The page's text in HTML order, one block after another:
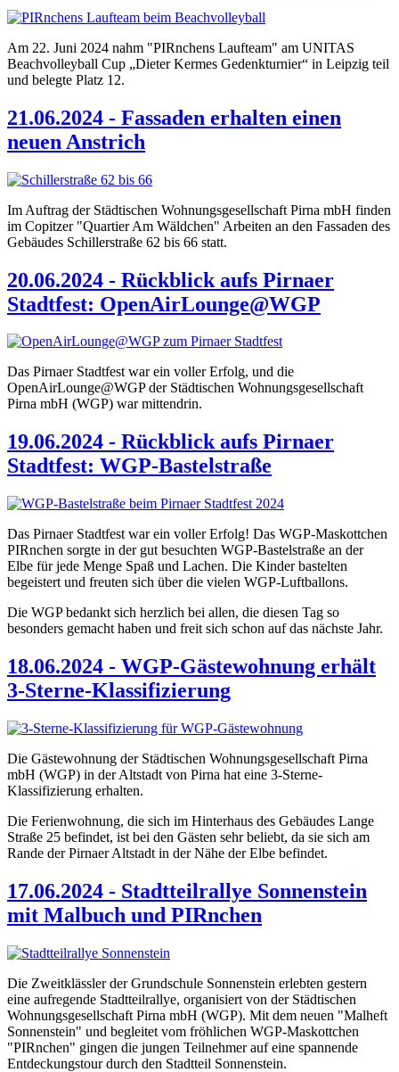
Am 22. Juni 2024 nahm "PIRnchens Laufteam" am UNITAS
Beachvolleyball Cup „Dieter Kermes Gedenkturnier“ in Leipzig teil
und belegte Platz 12.
21.06.2024 - Fassaden erhalten einen
neuen Anstrich
Im Auftrag der Städtischen Wohnungsgesellschaft Pirna mbH finden
im Copitzer "Quartier Am Wäldchen" Arbeiten an den Fassaden des
Gebäudes Schillerstraße 62 bis 66 statt.
20.06.2024 - Rückblick aufs Pirnaer
Stadtfest: OpenAirLounge@WGP
Das Pirnaer Stadtfest war ein voller Erfolg, und die
OpenAirLounge@WGP der Städtischen Wohnungsgesellschaft
Pirna mbH (WGP) war mittendrin.
19.06.2024 - Rückblick aufs Pirnaer
Stadtfest: WGP-Bastelstraße
Das Pirnaer Stadtfest war ein voller Erfolg! Das WGP-Maskottchen
PIRnchen sorgte in der gut besuchten WGP-Bastelstraße an der
Elbe für jede Menge Spaß und Lachen. Die Kinder bastelten
begeistert und freuten sich über die vielen WGP-Luftballons.
Die WGP bedankt sich herzlich bei allen, die diesen Tag so
besonders gemacht haben und freit sich schon auf das nächste Jahr.
18.06.2024 - WGP-Gästewohnung erhält
3-Sterne-Klassifizierung
Die Gästewohnung der Städtischen Wohnungsgesellschaft Pirna
mbH (WGP) in der Altstadt von Pirna hat eine 3-Sterne-
Klassifizierung erhalten.
Die Ferienwohnung, die sich im Hinterhaus des Gebäudes Lange
Straße 25 befindet, ist bei den Gästen sehr beliebt, da sie sich am
Rande der Pirnaer Altstadt in der Nähe der Elbe befindet.
17.06.2024 - Stadtteilrallye Sonnenstein
mit Malbuch und PIRnchen
Die Zweitklässler der Grundschule Sonnenstein erlebten gestern
eine aufregende Stadtteilrallye, organisiert von der Städtischen
Wohnungsgesellschaft Pirna mbH (WGP). Mit dem neuen "Malheft
Sonnenstein" und begleitet vom fröhlichen WGP-Maskottchen
"PIRnchen" gingen die jungen Teilnehmer auf eine spannende
Entdeckungstour durch den Stadtteil Sonnenstein.